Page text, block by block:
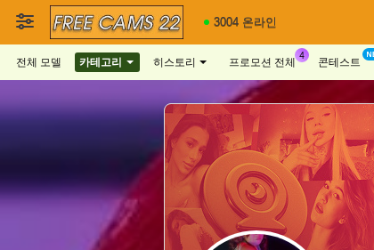
3004 온라인
전체 모델 카테고리 히스토리 프로모션 전체 콘테스트